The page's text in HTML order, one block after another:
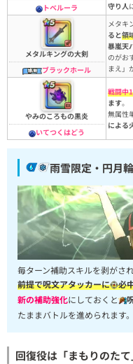
トベルーラ
守り人
メタルキングの大剣
ブラックホール
メタキ
ると領
暴嵐天
のがお
まえ」
やみのころもの黒炎
いてつくはどう
戦闘中
ます。
無属性
による
雨雪限定・円月
毎ターン補助スキルを剥がさ
前提で呪文アタッカーに
必
新の補助強化にしておくと
たままバトルを進められます。
回復役は「まもりのた